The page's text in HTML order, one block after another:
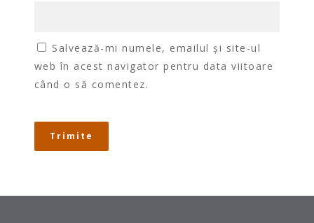
Salvează-mi numele, emailul și site-ul
web în acest navigator pentru data viitoare
când o să comentez.